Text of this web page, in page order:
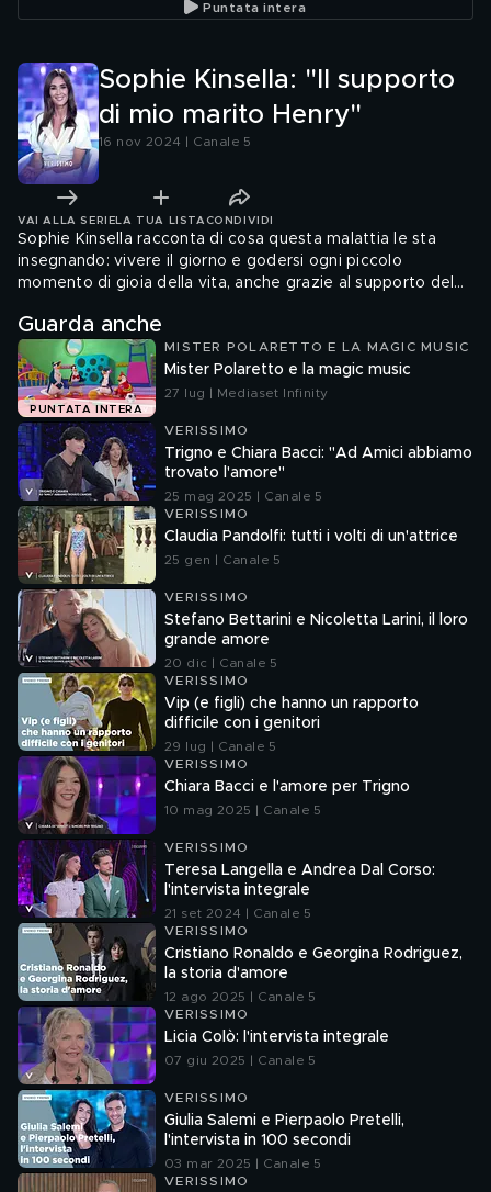
Puntata intera
Sophie Kinsella: "Il supporto
di mio marito Henry"
16 nov 2024 | Canale 5
VAI ALLA SERIE LA TUA LISTA CONDIVIDI
Sophie Kinsella racconta di cosa questa malattia le sta
insegnando: vivere il giorno e godersi ogni piccolo
momento di gioia della vita, anche grazie al supporto del
Guarda anche
PUNTATA INTERA
MISTER POLARETTO E LA MAGIC MUSIC
Mister Polaretto e la magic music
27 lug | Mediaset Infinity
VERISSIMO
Trigno e Chiara Bacci: "Ad Amici abbiamo
trovato l'amore"
25 mag 2025 | Canale 5
VERISSIMO
Claudia Pandolfi: tutti i volti di un'attrice
25 gen | Canale 5
VERISSIMO
Stefano Bettarini e Nicoletta Larini, il loro
grande amore
20 dic | Canale 5
VERISSIMO
Vip (e figli) che hanno un rapporto
difficile con i genitori
29 lug | Canale 5
VERISSIMO
Chiara Bacci e l'amore per Trigno
10 mag 2025 | Canale 5
VERISSIMO
Teresa Langella e Andrea Dal Corso:
l'intervista integrale
21 set 2024 | Canale 5
VERISSIMO
Cristiano Ronaldo e Georgina Rodriguez,
la storia d'amore
12 ago 2025 | Canale 5
VERISSIMO
Licia Colò: l'intervista integrale
07 giu 2025 | Canale 5
VERISSIMO
Giulia Salemi e Pierpaolo Pretelli,
l'intervista in 100 secondi
03 mar 2025 | Canale 5
VERISSIMO